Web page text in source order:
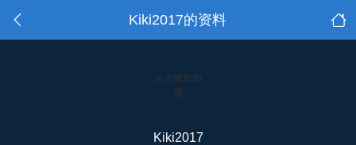
Kiki2017的资料
点击重新加
载
Kiki2017